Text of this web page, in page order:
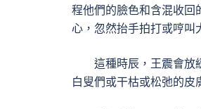
程他們的臉色和含混收回
心，忽然抬手拍打或哼
這種時辰，王震會放
白叟們或干枯或松弛的皮